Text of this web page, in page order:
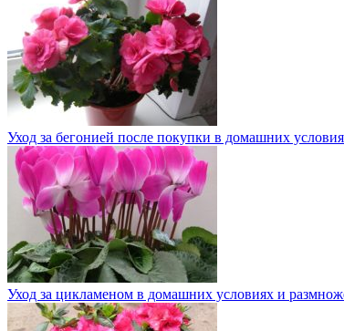
Уход за бегонией после покупки в домашних
Уход за цикламеном в домашних условиях и